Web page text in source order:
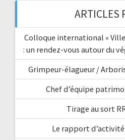
ARTICLES
Colloque international «
: un rendez-vous autour du
Grimpeur-élagueur /
Chef d’équipe
Tirage au sort
Le rapport d’activité